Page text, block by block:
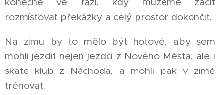
rozmísťovat překážky a celý prostor dokončit.
Na zimu by to mělo být hotové, aby sem
mohli jezdit nejen jezdci z Nového Města, ale i
skate klub z Náchoda, a mohli pak v zimě
trénovat.